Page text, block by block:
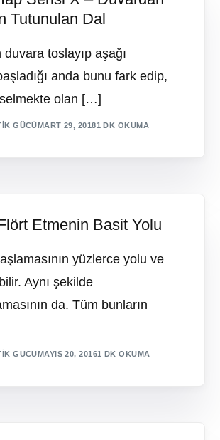
Tutunulan Dal
duvara toslayıp aşağı
anda bunu fark edip,
olan […]
GÜCÜMART 29, 20181 DK OKUMA
Etmenin Basit Yolu
yüzlerce yolu ve
Aynı şekilde
da. Tüm bunların
GÜCÜMAYIS 20, 20161 DK OKUMA